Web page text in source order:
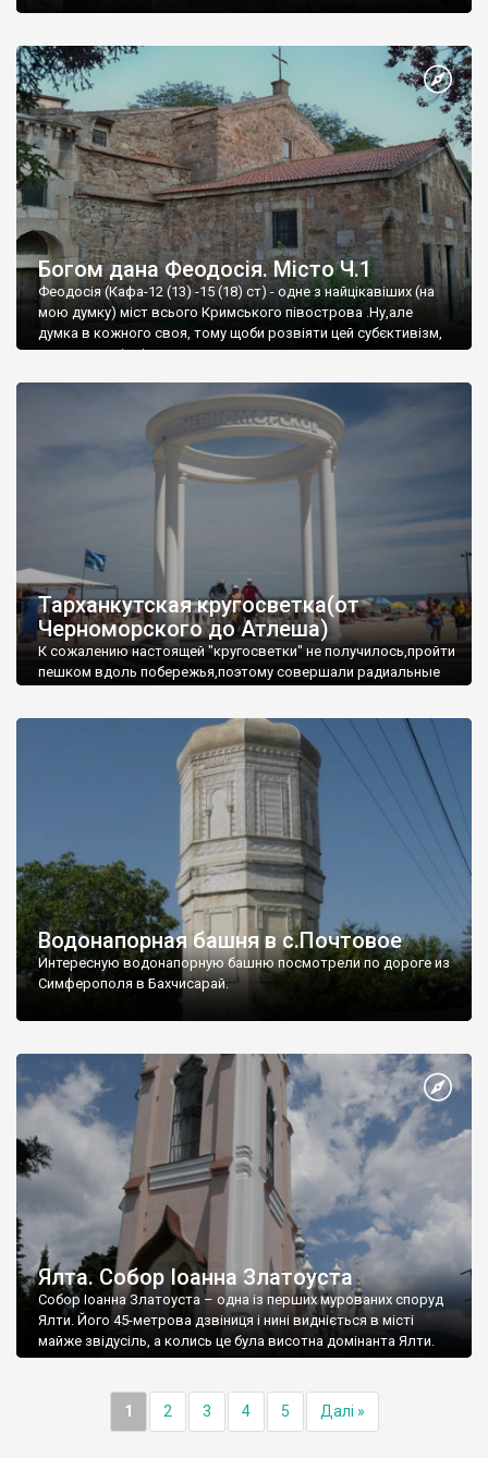
Богом дана Феодосія. Місто Ч.1
Феодосія (Кафа-12 (13) -15 (18) ст) - одне з найцікавіших (на
мою думку) міст всього Кримського півострова .Ну,але
думка в кожного своя, тому щоби розвіяти цей субєктивізм,
запрошую відвідати це
Тарханкутская кругосветка(от
Черноморского до Атлеша)
К сожалению настоящей "кругосветки" не получилось,пройти
пешком вдоль побережья,поэтому совершали радиальные
Водонапорная башня в с.Почтовое
Интересную водонапорную башню посмотрели по дороге из
Симферополя в Бахчисарай.
Ялта. Собор Іоанна Златоуста
Собор Іоанна Златоуста – одна із перших мурованих споруд
Ялти. Його 45-метрова дзвіниця і нині видніється в місті
майже звідусіль, а колись це була висотна домінанта Ялти.
1 2 3 4 5 Далі »